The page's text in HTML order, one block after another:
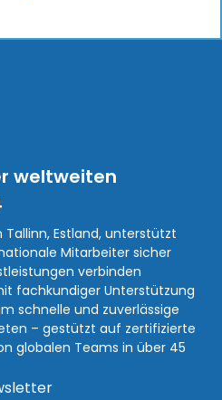
weltweiten
Estland, unterstützt
Mitarbeiter sicher
verbinden
fachkundiger Unterstützung
schnelle und zuverlässige
– gestützt auf zertifizierte
globalen Teams in über 45